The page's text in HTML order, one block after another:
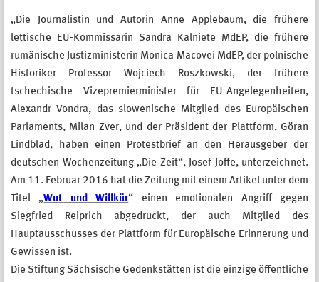
„Die Journalistin und Autorin Anne Applebaum, die frühere
lettische EU-Kommissarin Sandra Kalniete MdEP, die frühere
rumänische Justizministerin Monica Macovei MdEP, der polnische
Historiker Professor Wojciech Roszkowski, der frühere
tschechische Vizepremierminister für EU-Angelegenheiten,
Alexandr Vondra, das slowenische Mitglied des Europäischen
Parlaments, Milan Zver, und der Präsident der Plattform, Göran
Lindblad, haben einen Protestbrief an den Herausgeber der
deutschen Wochenzeitung „Die Zeit“, Josef Joffe, unterzeichnet.
Am 11. Februar 2016 hat die Zeitung mit einem Artikel unter dem
Titel „Wut und Willkür“ einen emotionalen Angriff gegen
Siegfried Reiprich abgedruckt, der auch Mitglied des
Hauptausschusses der Plattform für Europäische Erinnerung und
Gewissen ist.
Die Stiftung Sächsische Gedenkstätten ist die einzige öffentliche